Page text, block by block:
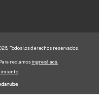
Todos los derechos reservados.
reclamos ingresá acá.